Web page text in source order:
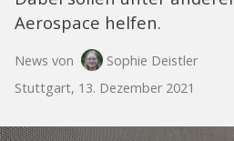
Aerospace helfen.
News von
Sophie Deistler
Stuttgart, 13. Dezember 2021